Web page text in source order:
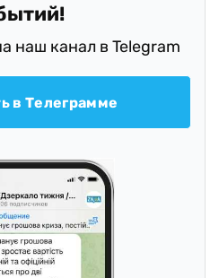
наш канал в Telegram
в Телеграмме